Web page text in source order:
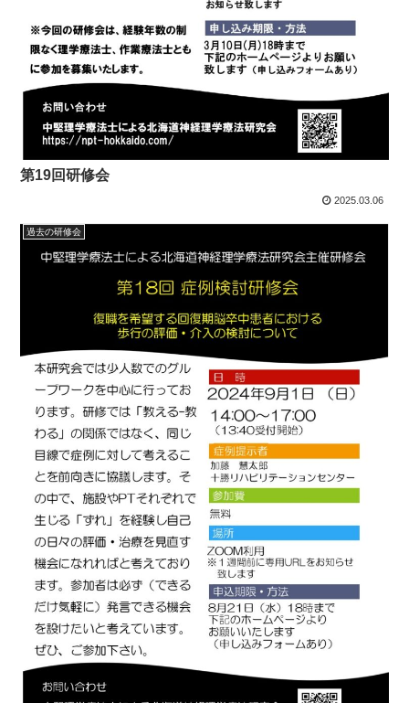
第19回研修会
2025.03.06
過去の研修会